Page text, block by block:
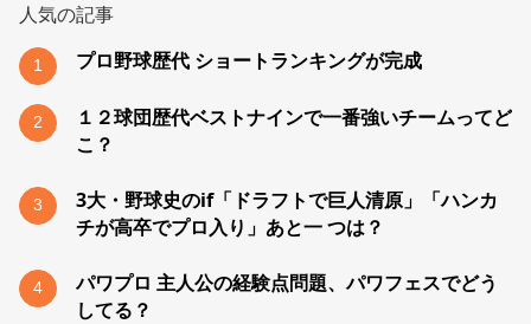
人気の記事
1 プロ野球歴代 ショートランキングが完成
2
１２球団歴代ベストナインで一番強いチームってど
こ？
3
3大・野球史のif「ドラフトで巨人清原」「ハンカ
チが高卒でプロ入り」あと一 つは？
4
パワプロ 主人公の経験点問題、パワフェスでどう
してる？